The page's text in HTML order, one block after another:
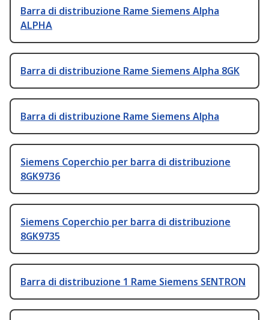
Barra di distribuzione Rame Siemens Alpha
ALPHA
Barra di distribuzione Rame Siemens Alpha 8GK
Barra di distribuzione Rame Siemens Alpha
Siemens Coperchio per barra di distribuzione
8GK9736
Siemens Coperchio per barra di distribuzione
8GK9735
Barra di distribuzione 1 Rame Siemens SENTRON